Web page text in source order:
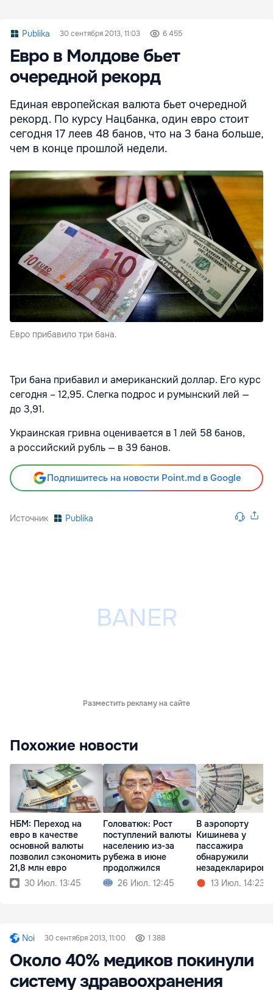
Publika 30 сентября 2013, 11:03 6 455
Евро в Молдове бьет
очередной рекорд
Единая европейская валюта бьет очередной
рекорд. По курсу Нацбанка, один евро стоит
сегодня 17 леев 48 банов, что на 3 бана больше,
чем в конце прошлой недели.
Евро прибавило три бана.
Три бана прибавил и американский доллар. Его курс
сегодня – 12,95. Слегка подрос и румынский лей —
до 3,91.
Украинская гривна оценивается в 1 лей 58 банов,
а российский рубль — в 39 банов.
Подпишитесь на новости Point.md в Google
Источник Publika
Разместить рекламу на сайте
Похожие новости
НБМ: Переход на
евро в качестве
основной валюты
позволил сэкономить
21,8 млн евро
30 Июл. 13:45
Головатюк: Рост
поступлений валюты
населению из-за
рубежа в июне
продолжился
26 Июл. 12:45
В аэропорту
Кишинева у
пассажира
обнаружили
ю валюту
13 Июл. 14:23
Noi 30 сентября 2013, 11:00 1 388
Около 40% медиков покинули
систему здравоохранения